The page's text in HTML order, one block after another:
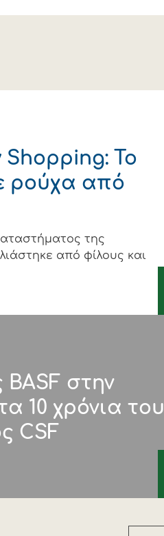
Το
ρούχα από
της
από φίλους και
στην
10 χρόνια του
CSF